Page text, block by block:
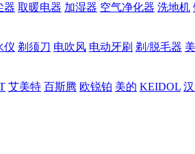
器 取暖电器 加湿器 空气净化器 洗地机
仪 剃须刀 电吹风 电动牙刷 剃/脱毛器
艾美特 百斯腾 欧锐铂 美的 KEIDOL